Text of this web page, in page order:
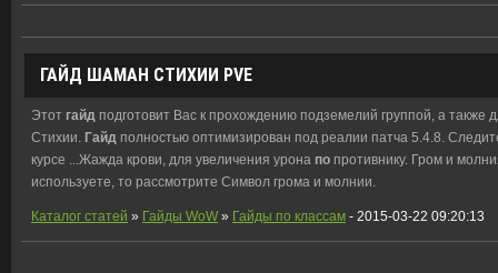
ГАЙД ШАМАН СТИХИИ PVE
Этот гайд подготовит Вас к прохождению подземелий группой, а также
Стихии. Гайд полностью оптимизирован под реалии патча 5.4.8.
курсе ...Жажда крови, для увеличения урона по противнику. Гром и
используете, то рассмотрите Символ грома и молнии.
Каталог статей » Гайды WoW » Гайды по классам - 2015-03-22 09:20:13